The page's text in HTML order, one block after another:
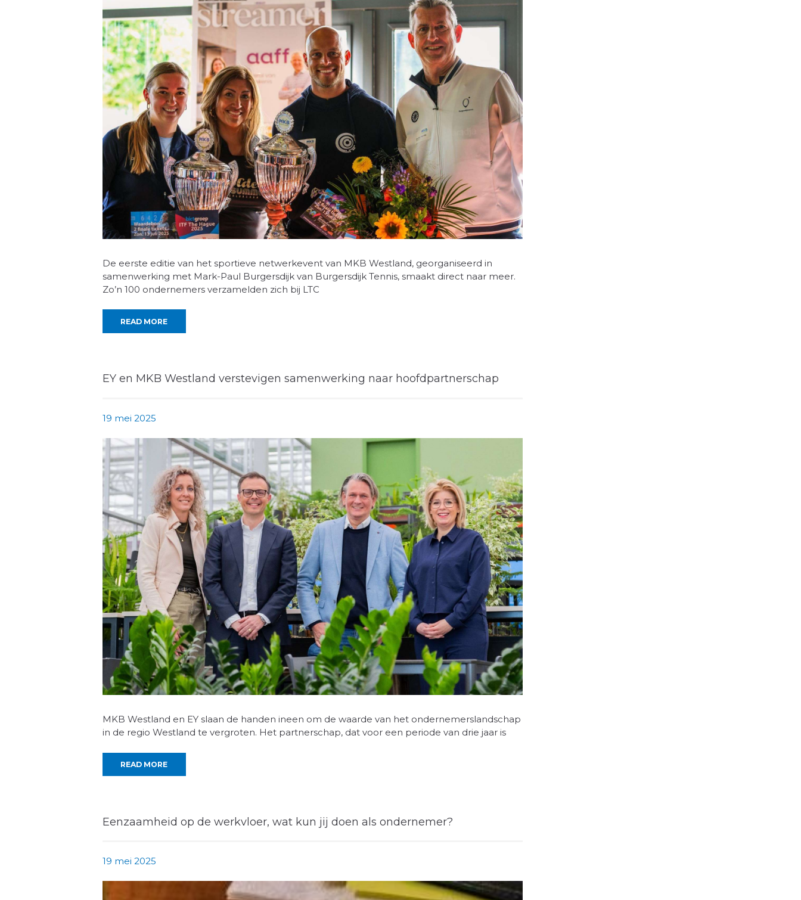
De eerste editie van het sportieve netwerkevent van MKB Westland, georganiseerd in
samenwerking met Mark-Paul Burgersdijk van Burgersdijk Tennis, smaakt direct naar meer.
Zo’n 100 ondernemers verzamelden zich bij LTC
READ MORE
EY en MKB Westland verstevigen samenwerking naar hoofdpartnerschap
19 mei 2025
MKB Westland en EY slaan de handen ineen om de waarde van het ondernemerslandschap
in de regio Westland te vergroten. Het partnerschap, dat voor een periode van drie jaar is
READ MORE
Eenzaamheid op de werkvloer, wat kun jij doen als ondernemer?
19 mei 2025